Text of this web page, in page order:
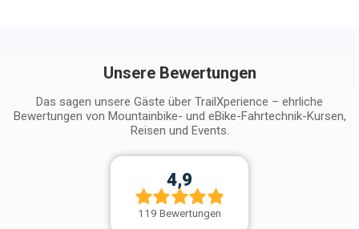
Unsere Bewertungen
Das sagen unsere Gäste über TrailXperience – ehrliche
Bewertungen von Mountainbike- und eBike-Fahrtechnik-Kursen,
Reisen und Events.
4,9
119 Bewertungen